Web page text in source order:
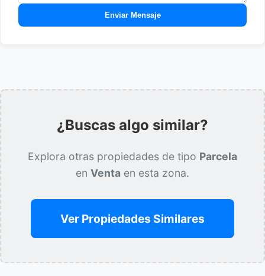
Enviar Mensaje
¿Buscas algo similar?
Explora otras propiedades de tipo Parcela
en Venta en esta zona.
Ver Propiedades Similares